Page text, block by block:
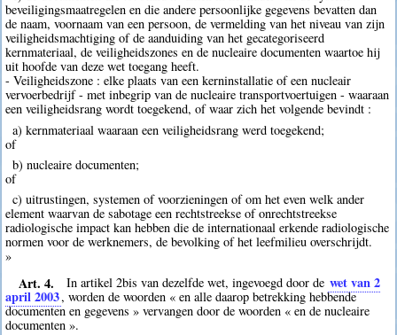
beveiligingsmaatregelen en die andere persoonlijke gegevens bevatten dan
de naam, voornaam van een persoon, de vermelding van het niveau van zijn
veiligheidsmachtiging of de aanduiding van het gecategoriseerd
kernmateriaal, de veiligheidszones en de nucleaire documenten waartoe hij
uit hoofde van deze wet toegang heeft.
- Veiligheidszone : elke plaats van een kerninstallatie of een nucleair
vervoerbedrijf - met inbegrip van de nucleaire transportvoertuigen - waaraan
een veiligheidsrang wordt toegekend, of waar zich het volgende bevindt :
a) kernmateriaal waaraan een veiligheidsrang werd toegekend;
of
b) nucleaire documenten;
of
c) uitrustingen, systemen of voorzieningen of om het even welk ander
element waarvan de sabotage een rechtstreekse of onrechtstreekse
radiologische impact kan hebben die de internationaal erkende radiologische
normen voor de werknemers, de bevolking of het leefmilieu overschrijdt.
»
Art. 4. In artikel 2bis van dezelfde wet, ingevoegd door de wet van 2
april 2003, worden de woorden « en alle daarop betrekking hebbende
documenten en gegevens » vervangen door de woorden « en de nucleaire
documenten ».